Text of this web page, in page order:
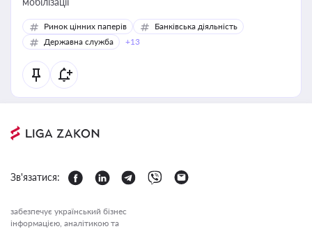
Ринок цінних паперів
Банківська діяльність
Державна служба
+13
Зв'язатися:
забезпечує український бізнес
інформацією, аналітикою та